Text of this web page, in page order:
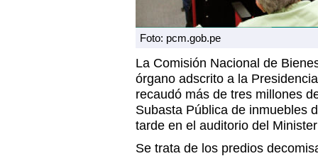
Foto: pcm.gob.pe
La Comisión Nacional de
órgano adscrito a la
recaudó más de tres millones
Subasta Pública de inmuebles
tarde en el auditorio del
Se trata de los predios